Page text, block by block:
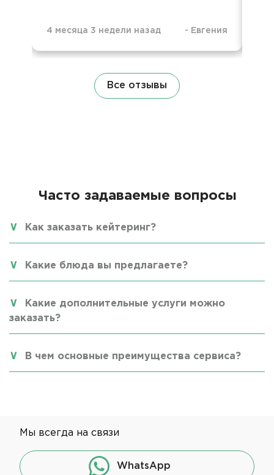
4 месяца 3 недели назад - Евгения
Все отзывы
Часто задаваемые вопросы
Как заказать кейтеринг?
Какие блюда вы предлагаете?
Какие дополнительные услуги можно
заказать?
В чем основные преимущества сервиса?
Мы всегда на связи
WhatsApp